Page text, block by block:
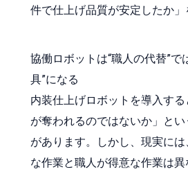
件で仕上げ品質が安定したか」
協働ロボットは“職人の代替”で
具”になる
内装仕上げロボットを導入す
が奪われるのではないか」と
があります。しかし、現実に
な作業と職人が得意な作業は異